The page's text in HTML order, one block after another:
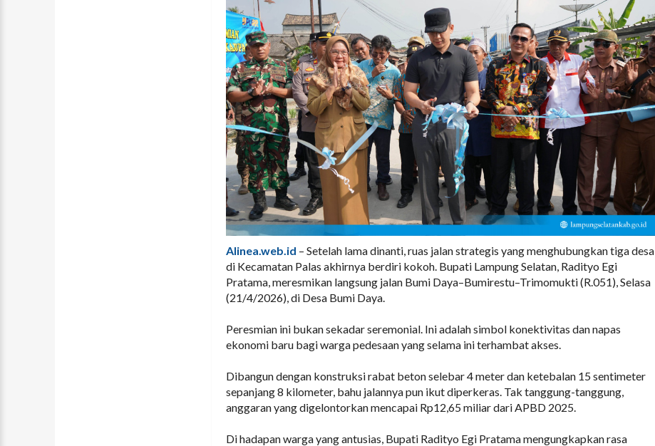
Alinea.web.id – Setelah lama dinanti, ruas jalan strategis yang menghubungkan tiga desa
di Kecamatan Palas akhirnya berdiri kokoh. Bupati Lampung Selatan, Radityo Egi
Pratama, meresmikan langsung jalan Bumi Daya–Bumirestu–Trimomukti (R.051), Selasa
(21/4/2026), di Desa Bumi Daya.
Peresmian ini bukan sekadar seremonial. Ini adalah simbol konektivitas dan napas
ekonomi baru bagi warga pedesaan yang selama ini terhambat akses.
Dibangun dengan konstruksi rabat beton selebar 4 meter dan ketebalan 15 sentimeter
sepanjang 8 kilometer, bahu jalannya pun ikut diperkeras. Tak tanggung-tanggung,
anggaran yang digelontorkan mencapai Rp12,65 miliar dari APBD 2025.
Di hadapan warga yang antusias, Bupati Radityo Egi Pratama mengungkapkan rasa